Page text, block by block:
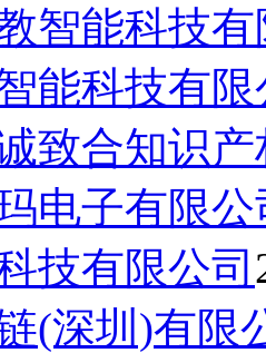
智能科技
能科技有限
致合知识
电子有限
技有限公司
(深圳)有限